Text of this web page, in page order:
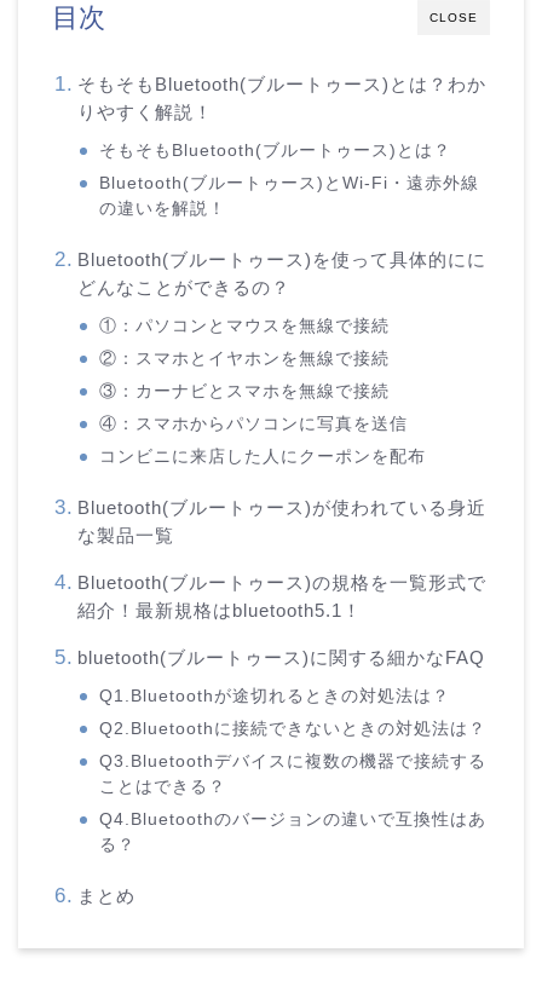
CLOSE
目次
そもそもBluetooth(ブルートゥース)とは？わか
りやすく解説！
そもそもBluetooth(ブルートゥース)とは？
Bluetooth(ブルートゥース)とWi-Fi・遠赤外線
の違いを解説！
Bluetooth(ブルートゥース)を使って具体的にに
どんなことができるの？
①：パソコンとマウスを無線で接続
②：スマホとイヤホンを無線で接続
③：カーナビとスマホを無線で接続
④：スマホからパソコンに写真を送信
コンビニに来店した人にクーポンを配布
Bluetooth(ブルートゥース)が使われている身近
な製品一覧
Bluetooth(ブルートゥース)の規格を一覧形式で
紹介！最新規格はbluetooth5.1！
bluetooth(ブルートゥース)に関する細かなFAQ
Q1.Bluetoothが途切れるときの対処法は？
Q2.Bluetoothに接続できないときの対処法は？
Q3.Bluetoothデバイスに複数の機器で接続する
ことはできる？
Q4.Bluetoothのバージョンの違いで互換性はあ
る？
まとめ